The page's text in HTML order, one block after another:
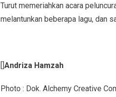
Turut memeriahkan acara
melantunkan beberapa lagu, dan
[]Andriza Hamzah
Photo : Dok. Alchemy Creative